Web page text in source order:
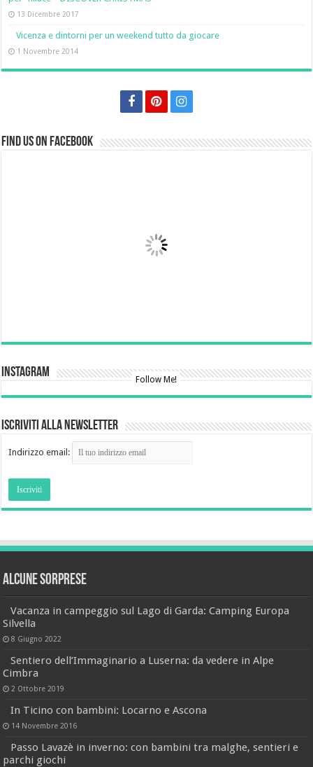
13 Dicembre 2017
Vicenza e dintorni per un weekend tutto da giocare
1 Novembre 2014
Find us on Facebook
Instagram Follow Me!
Iscriviti alla newsletter
Indirizzo email:
Alcune sorprese
Vacanza in campeggio sul Lago di Garda: Camping Europa
Silvella
8 Giugno 2022
Sentiero dell’Immaginario a Luserna: da vedere in Alpe
Cimbra
2 Ottobre 2019
In Ticino con bambini: Locarno e Ascona
14 Novembre 2016
Passo Lavazè in inverno: con bambini tra malghe, sentieri e
parchi giochi